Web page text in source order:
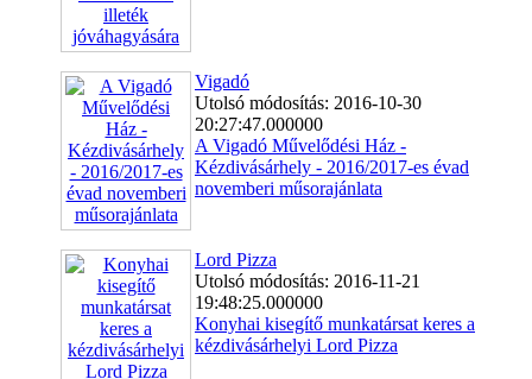
Vigadó
Utolsó módosítás: 2016-10-30
20:27:47.000000
A Vigadó Művelődési Ház -
Kézdivásárhely - 2016/2017-es évad
novemberi műsorajánlata
Lord Pizza
Utolsó módosítás: 2016-11-21
19:48:25.000000
Konyhai kisegítő munkatársat keres a
kézdivásárhelyi Lord Pizza